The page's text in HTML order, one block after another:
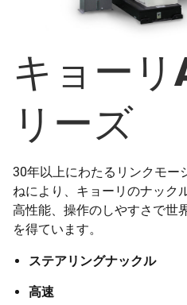
キョーリ
リーズ
30年以上にわたるリンクモー
ねにより、キョーリのナック
高性能、操作のしやすさで世
を得ています。
ステアリングナックル
高速